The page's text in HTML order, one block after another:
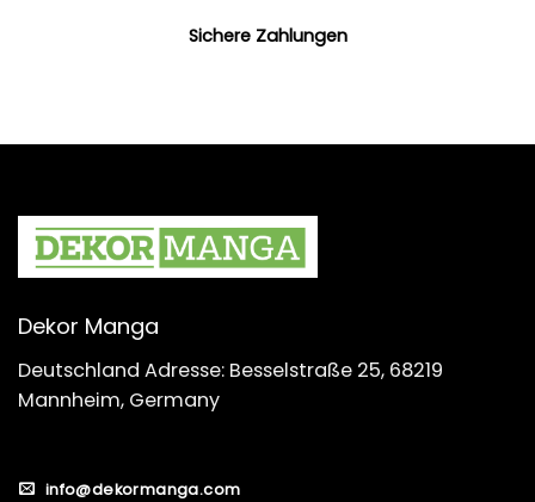
Sichere Zahlungen
Dekor Manga
Deutschland Adresse: Besselstraße 25, 68219
Mannheim, Germany
info@dekormanga.com